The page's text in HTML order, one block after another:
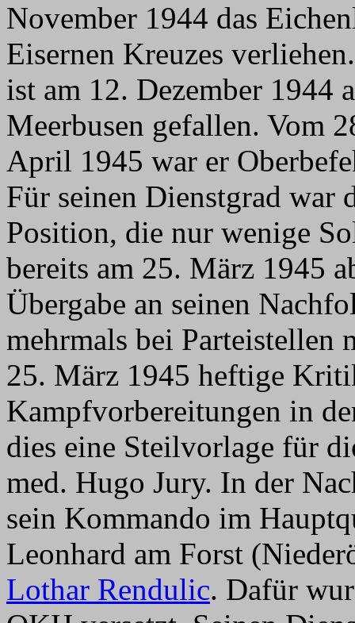
November 1944 das
Eisernen Kreuzes
ist am 12. Dezember 1944
Meerbusen gefallen. Vom
April 1945 war er
Für seinen Dienstgrad war
Position, die nur wenige
bereits am 25. März 1945
Übergabe an seinen
mehrmals bei Parteistellen
25. März 1945 heftige
Kampfvorbereitungen in
dies eine Steilvorlage für
med. Hugo Jury. In der
sein Kommando im
Leonhard am Forst
Lothar Rendulic. Dafür